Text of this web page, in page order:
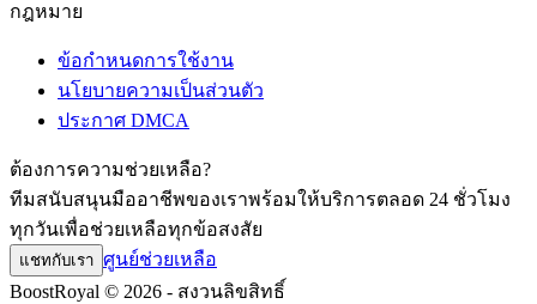
กฎหมาย
ข้อกำหนดการใช้งาน
นโยบายความเป็นส่วนตัว
ประกาศ DMCA
ต้องการความช่วยเหลือ?
ทีมสนับสนุนมืออาชีพของเราพร้อมให้บริการตลอด 24 ชั่วโมง
ทุกวันเพื่อช่วยเหลือทุกข้อสงสัย
แชทกับเรา ศูนย์ช่วยเหลือ
BoostRoyal © 2026 - สงวนลิขสิทธิ์